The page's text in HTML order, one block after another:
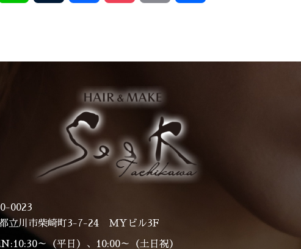
0023
都立川市柴崎町3-7-24 MYビル3F
～（平日）、10:00～（土日祝）